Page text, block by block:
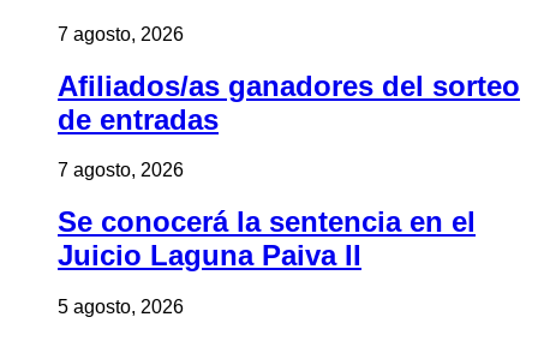
7 agosto, 2026
Afiliados/as ganadores del sorteo
de entradas
7 agosto, 2026
Se conocerá la sentencia en el
Juicio Laguna Paiva II
5 agosto, 2026